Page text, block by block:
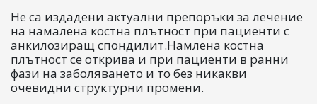
Не са издадени актуални препоръки за лечение
на намалена костна плътност при пациенти с
анкилозиращ спондилит.Намлена костна
плътност се открива и при пациенти в ранни
фази на заболяването и то без никакви
очевидни структурни промени.